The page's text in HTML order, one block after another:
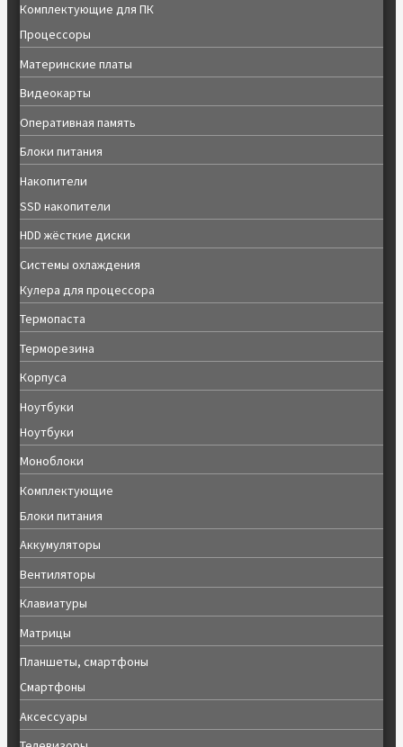
Комплектующие для ПК
Процессоры
Материнские платы
Видеокарты
Оперативная память
Блоки питания
Накопители
SSD накопители
HDD жёсткие диски
Системы охлаждения
Кулера для процессора
Термопаста
Терморезина
Корпуса
Ноутбуки
Ноутбуки
Моноблоки
Комплектующие
Блоки питания
Аккумуляторы
Вентиляторы
Клавиатуры
Матрицы
Планшеты, смартфоны
Смартфоны
Аксессуары